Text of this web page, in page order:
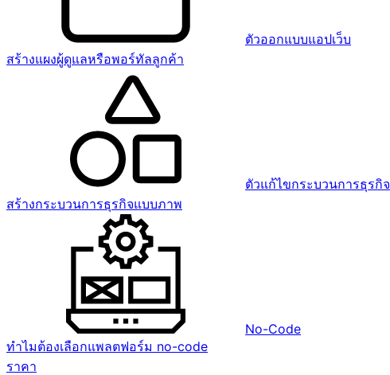
ตัวออกแบบแอปเว็บ
สร้างแผงผู้ดูแลหรือพอร์ทัลลูกค้า
ตัวแก้ไขกระบวนการธุรกิจ
สร้างกระบวนการธุรกิจแบบภาพ
No-Code
ทำไมต้องเลือกแพลตฟอร์ม no-code
ราคา